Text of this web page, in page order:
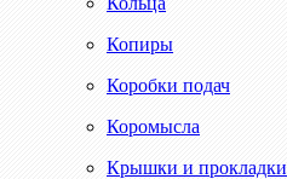
Копиры
Коробки подач
Коромысла
Крышки и прокладки